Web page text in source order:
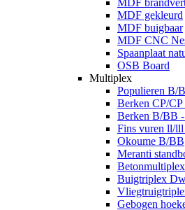
MDF
MDF gekleurd
MDF buigbaar
MDF CNC
Spaanplaat
OSB Board
Multiplex
Populieren B/
Berken CP/
Berken B/BB
Fins vuren ll/
Okoume B/BB
Meranti
Buigtriplex
Gebogen